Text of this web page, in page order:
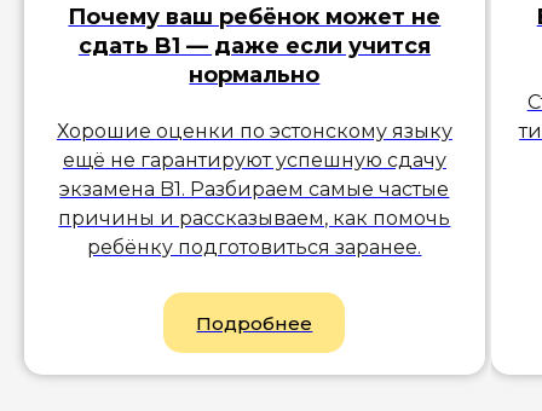
Почему ваш ребёнок может не
сдать B1 — даже если учится
нормально
Хорошие оценки по эстонскому языку
ещё не гарантируют успешную сдачу
экзамена B1. Разбираем самые частые
причины и рассказываем, как помочь
ребёнку подготовиться заранее.
Подробнее